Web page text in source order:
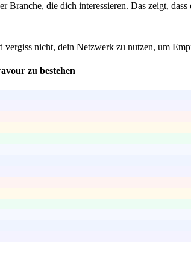
die dich interessieren. Das zeigt,
nicht, dein Netzwerk zu nutzen, um
zu bestehen